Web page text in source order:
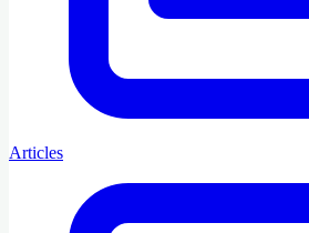
Articles